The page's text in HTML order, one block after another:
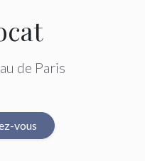
de Paris
vous